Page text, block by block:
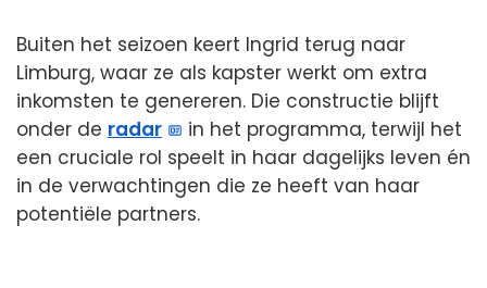
Buiten het seizoen keert Ingrid terug naar
Limburg, waar ze als kapster werkt om extra
inkomsten te genereren. Die constructie blijft
onder de radar
in het programma, terwijl het
een cruciale rol speelt in haar dagelijks leven én
in de verwachtingen die ze heeft van haar
potentiële partners.